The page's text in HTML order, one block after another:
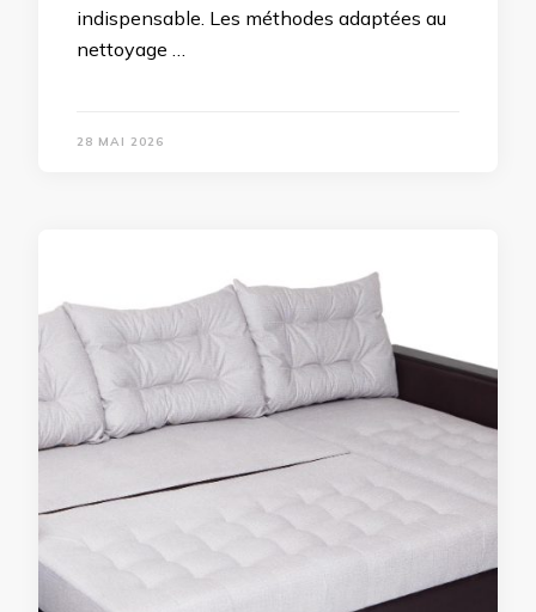
indispensable. Les méthodes adaptées au
nettoyage …
28 MAI 2026